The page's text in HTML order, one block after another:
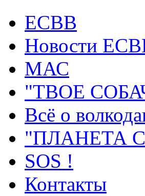
ECВB
Новости
МАС
"ТВОЕ
Всё о
"ПЛАНЕТА
SOS !
Контакты